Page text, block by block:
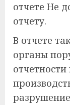
отчете Не
отчету.
В отчете
органы